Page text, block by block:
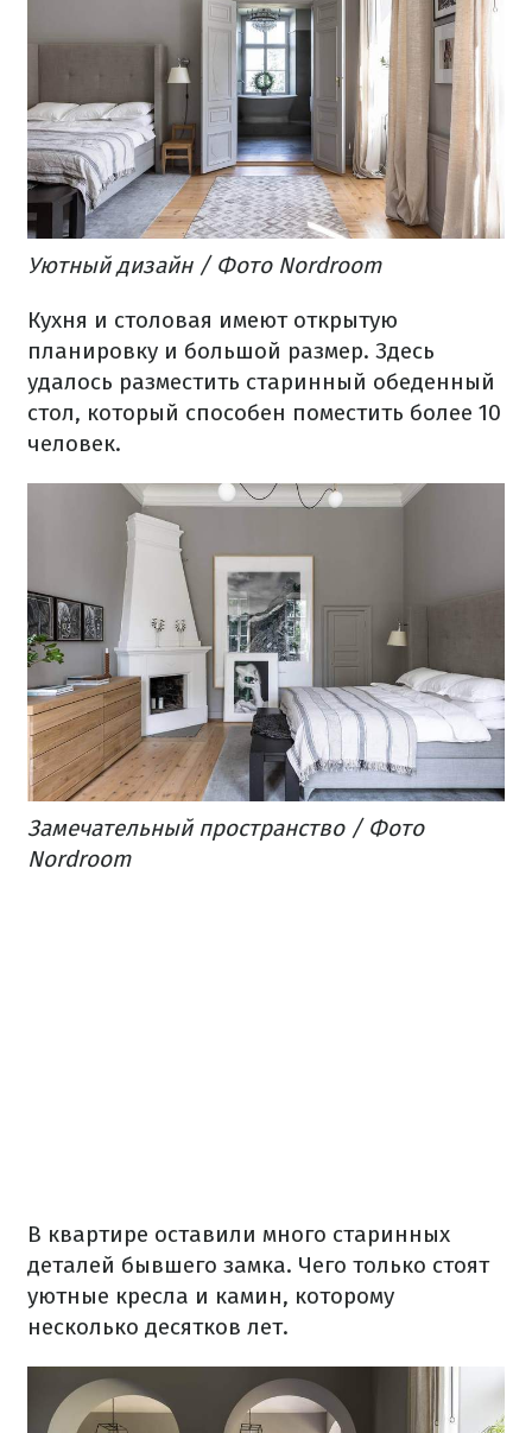
Уютный дизайн/ Фото Nordroom
Кухня и столовая имеют открытую
планировку и большой размер. Здесь
удалось разместить старинный обеденный
стол, который способен поместить более 10
человек.
Замечательный пространство/ Фото
Nordroom
В квартире оставили много старинных
деталей бывшего замка. Чего только стоят
уютные кресла и камин, которому
несколько десятков лет.